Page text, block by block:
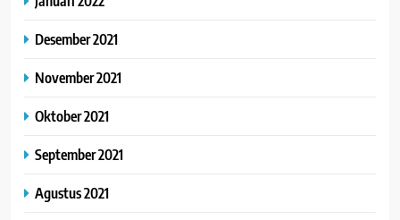
Desember 2021
November 2021
Oktober 2021
September 2021
Agustus 2021